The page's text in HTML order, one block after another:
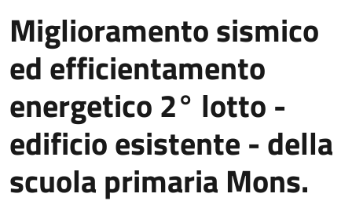
Miglioramento sismico
ed efficientamento
energetico 2° lotto -
edificio esistente - della
scuola primaria Mons.